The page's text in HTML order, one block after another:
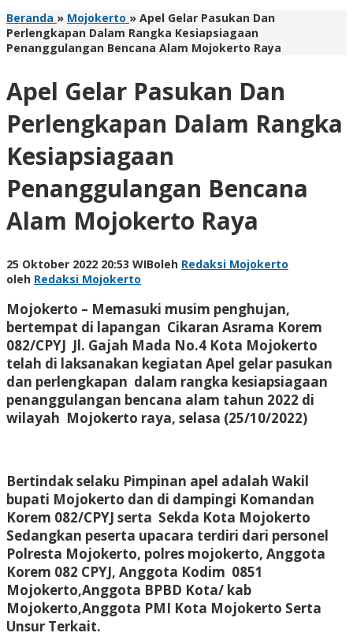
Beranda » Mojokerto » Apel Gelar Pasukan Dan
Perlengkapan Dalam Rangka Kesiapsiagaan
Penanggulangan Bencana Alam Mojokerto Raya
Apel Gelar Pasukan Dan
Perlengkapan Dalam Rangka
Kesiapsiagaan
Penanggulangan Bencana
Alam Mojokerto Raya
25 Oktober 2022 20:53 WIBoleh Redaksi Mojokerto
oleh Redaksi Mojokerto
Mojokerto – Memasuki musim penghujan,
bertempat di lapangan Cikaran Asrama Korem
082/CPYJ Jl. Gajah Mada No.4 Kota Mojokerto
telah di laksanakan kegiatan Apel gelar pasukan
dan perlengkapan dalam rangka kesiapsiagaan
penanggulangan bencana alam tahun 2022 di
wilayah Mojokerto raya, selasa (25/10/2022)
Bertindak selaku Pimpinan apel adalah Wakil
bupati Mojokerto dan di dampingi Komandan
Korem 082/CPYJ serta Sekda Kota Mojokerto
Sedangkan peserta upacara terdiri dari personel
Polresta Mojokerto, polres mojokerto, Anggota
Korem 082 CPYJ, Anggota Kodim 0851
Mojokerto,Anggota BPBD Kota/ kab
Mojokerto,Anggota PMI Kota Mojokerto Serta
Unsur Terkait.